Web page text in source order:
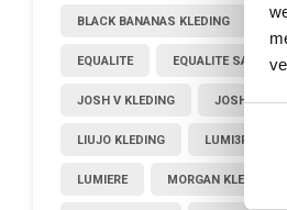
BLACK BANANAS KLEDING
EQUALITE EQUALITE SALE
JOSH V KLEDING JOSHV
LIUJO KLEDING LUMI3RE
LUMIERE MORGAN KLEDING